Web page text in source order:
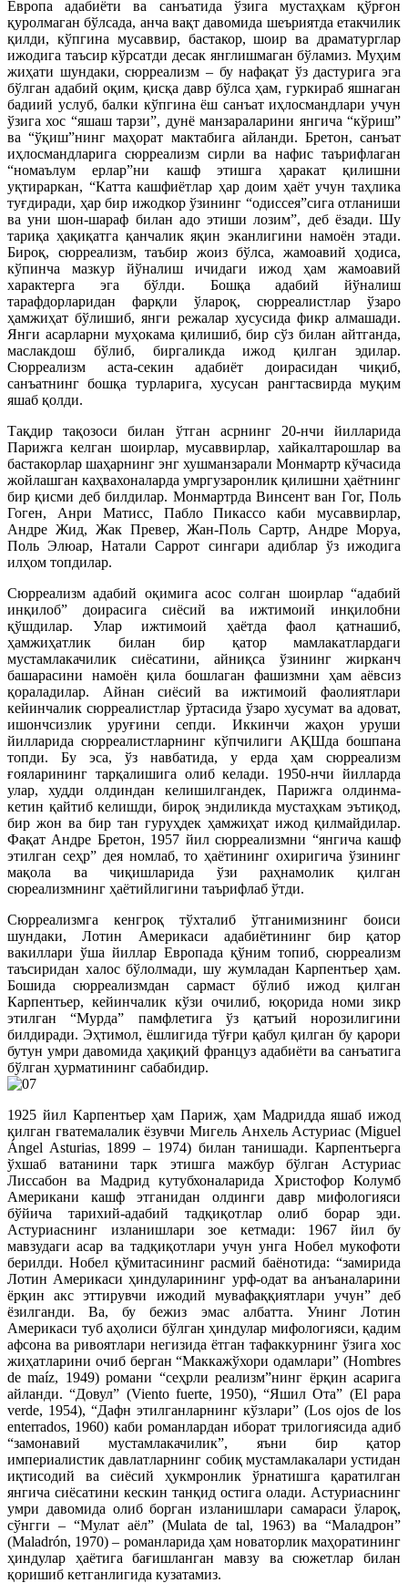
Европа адабиёти ва санъатида ўзига мустаҳкам қўрғон
қуролмаган бўлсада, анча вақт давомида шеъриятда етакчилик
қилди, кўпгина мусаввир, бастакор, шоир ва драматурглар
ижодига таъсир кўрсатди десак янглишмаган бўламиз. Муҳим
жиҳати шундаки, сюрреализм – бу нафақат ўз дастурига эга
бўлган адабий оқим, қисқа давр бўлса ҳам, гуркираб яшнаган
бадиий услуб, балки кўпгина ёш санъат иҳлосмандлари учун
ўзига хос “яшаш тарзи”, дунё манзараларини янгича “кўриш”
ва “ўқиш”нинг маҳорат мактабига айланди. Бретон, санъат
иҳлосмандларига сюрреализм сирли ва нафис таърифлаган
“номаълум ерлар”ни кашф этишга ҳаракат қилишни
уқтираркан, “Катта кашфиётлар ҳар доим ҳаёт учун таҳлика
туғдиради, ҳар бир ижодкор ўзининг “одиссея”сига отланиши
ва уни шон-шараф билан адо этиши лозим”, деб ёзади. Шу
тариқа ҳақиқатга қанчалик яқин эканлигини намоён этади.
Бироқ, сюрреализм, таъбир жоиз бўлса, жамоавий ҳодиса,
кўпинча мазкур йўналиш ичидаги ижод ҳам жамоавий
характерга эга бўлди. Бошқа адабий йўналиш
тарафдорларидан фарқли ўлароқ, сюрреалистлар ўзаро
ҳамжиҳат бўлишиб, янги режалар хусусида фикр алмашади.
Янги асарларни муҳокама қилишиб, бир сўз билан айтганда,
маслакдош бўлиб, биргаликда ижод қилган эдилар.
Сюрреализм аста-секин адабиёт доирасидан чиқиб,
санъатнинг бошқа турларига, хусусан рангтасвирда муқим
яшаб қолди.
Тақдир тақозоси билан ўтган асрнинг 20-нчи йилларида
Парижга келган шоирлар, мусаввирлар, хайкалтарошлар ва
бастакорлар шаҳарнинг энг хушманзарали Монмартр кўчасида
жойлашган каҳвахоналарда умргузаронлик қилишни ҳаётнинг
бир қисми деб билдилар. Монмартрда Винсент ван Гог, Поль
Гоген, Анри Матисс, Пабло Пикассо каби мусаввирлар,
Андре Жид, Жак Превер, Жан-Поль Сартр, Андре Моруа,
Поль Элюар, Натали Саррот сингари адиблар ўз ижодига
илҳом топдилар.
Сюрреализм адабий оқимига асос солган шоирлар “адабий
инқилоб” доирасига сиёсий ва ижтимоий инқилобни
қўшдилар. Улар ижтимоий ҳаётда фаол қатнашиб,
ҳамжиҳатлик билан бир қатор мамлакатлардаги
мустамлакачилик сиёсатини, айниқса ўзининг жирканч
башарасини намоён қила бошлаган фашизмни ҳам аёвсиз
қораладилар. Айнан сиёсий ва ижтимоий фаолиятлари
кейинчалик сюрреалистлар ўртасида ўзаро хусумат ва адоват,
ишончсизлик уруғини сепди. Иккинчи жаҳон уруши
йилларида сюрреалистларнинг кўпчилиги АҚШда бошпана
топди. Бу эса, ўз навбатида, у ерда ҳам сюрреализм
ғояларининг тарқалишига олиб келади. 1950-нчи йилларда
улар, худди олдиндан келишилгандек, Парижга олдинма-
кетин қайтиб келишди, бироқ эндиликда мустаҳкам эътиқод,
бир жон ва бир тан гуруҳдек ҳамжиҳат ижод қилмайдилар.
Фақат Андре Бретон, 1957 йил сюрреализмни “янгича кашф
этилган сеҳр” дея номлаб, то ҳаётининг охиригича ўзининг
мақола ва чиқишларида ўзи раҳнамолик қилган
сюреализмнинг ҳаётийлигини таърифлаб ўтди.
Сюрреализмга кенгроқ тўхталиб ўтганимизнинг боиси
шундаки, Лотин Америкаси адабиётининг бир қатор
вакиллари ўша йиллар Европада қўним топиб, сюрреализм
таъсиридан халос бўлолмади, шу жумладан Карпентьер ҳам.
Бошида сюрреализмдан сармаст бўлиб ижод қилган
Карпентьер, кейинчалик кўзи очилиб, юқорида номи зикр
этилган “Мурда” памфлетига ўз қатъий норозилигини
билдиради. Эҳтимол, ёшлигида тўғри қабул қилган бу қарори
бутун умри давомида ҳақиқий француз адабиёти ва санъатига
бўлган ҳурматининг сабабидир.
1925 йил Карпентьер ҳам Париж, ҳам Мадридда яшаб ижод
қилган гватемалалик ёзувчи Мигель Анхель Астуриас (Miguel
Ángel Asturias, 1899 – 1974) билан танишади. Карпентьерга
ўхшаб ватанини тарк этишга мажбур бўлган Астуриас
Лиссабон ва Мадрид кутубхоналарида Христофор Колумб
Американи кашф этганидан олдинги давр мифологияси
бўйича тарихий-адабий тадқиқотлар олиб борар эди.
Астуриаснинг изланишлари зое кетмади: 1967 йил бу
мавзудаги асар ва тадқиқотлари учун унга Нобел мукофоти
берилди. Нобел қўмитасининг расмий баёнотида: “замирида
Лотин Америкаси ҳиндуларининг урф-одат ва анъаналарини
ёрқин акс эттирувчи ижодий мувафаққиятлари учун” деб
ёзилганди. Ва, бу бежиз эмас албатта. Унинг Лотин
Америкаси туб аҳолиси бўлган ҳиндулар мифологияси, қадим
афсона ва ривоятлари негизида ётган тафаккурнинг ўзига хос
жиҳатларини очиб берган “Маккажўхори одамлари” (Hombres
de maíz, 1949) романи “сеҳрли реализм”нинг ёрқин асарига
айланди. “Довул” (Viento fuerte, 1950), “Яшил Ота” (El papa
verde, 1954), “Дафн этилганларнинг кўзлари” (Los ojos de los
enterrados, 1960) каби романлардан иборат трилогиясида адиб
“замонавий мустамлакачилик”, яъни бир қатор
империалистик давлатларнинг собиқ мустамлакалари устидан
иқтисодий ва сиёсий ҳукмронлик ўрнатишга қаратилган
янгича сиёсатини кескин танқид остига олади. Астуриаснинг
умри давомида олиб борган изланишлари самараси ўлароқ,
сўнгги – “Мулат аёл” (Mulata de tal, 1963) ва “Маладрон”
(Maladrón, 1970) – романларида ҳам новаторлик маҳоратининг
ҳиндулар ҳаётига бағишланган мавзу ва сюжетлар билан
қоришиб кетганлигида кузатамиз.